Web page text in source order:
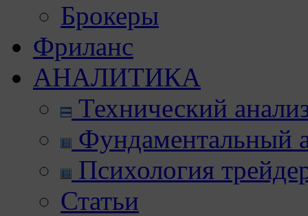
Брокеры
Фриланс
АНАЛИТИКА
Технический
Фундаментальный
Психология
Статьи